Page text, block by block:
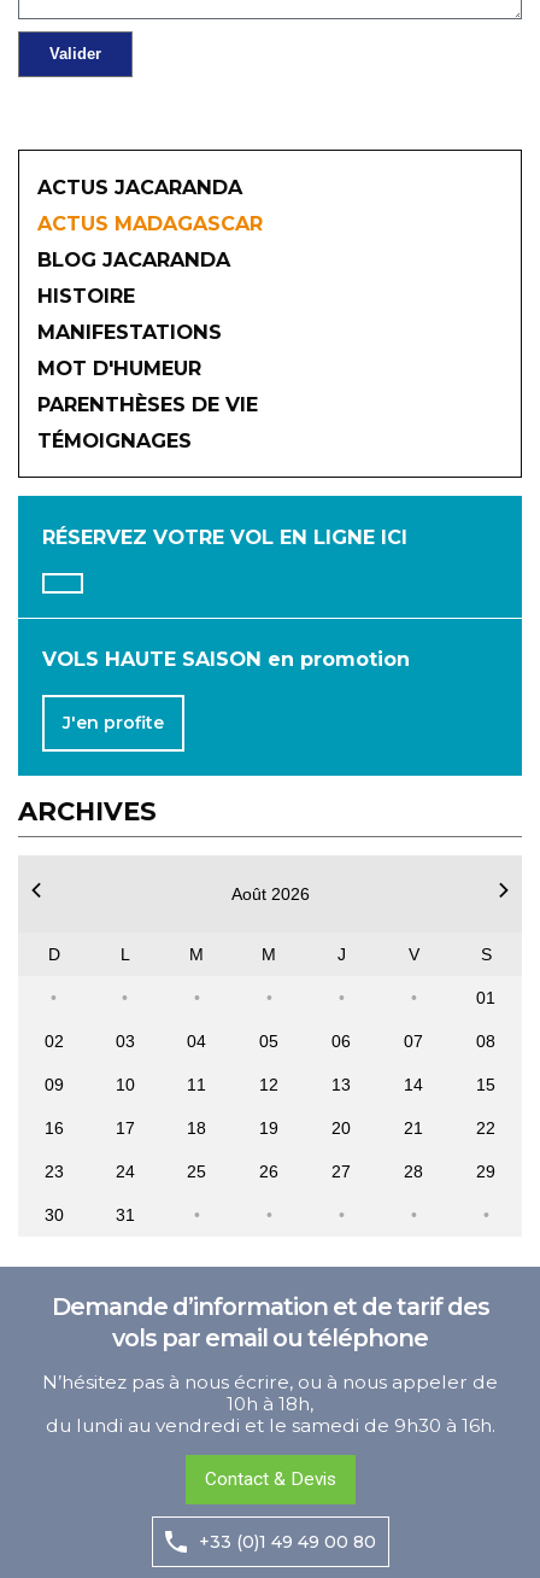
ACTUS JACARANDA
ACTUS MADAGASCAR
BLOG JACARANDA
HISTOIRE
MANIFESTATIONS
MOT D'HUMEUR
PARENTHÈSES DE VIE
TÉMOIGNAGES
RÉSERVEZ VOTRE VOL EN LIGNE ICI
VOLS HAUTE SAISON en promotion
J'en profite
ARCHIVES
JANVIER
AVRIL MAI JUIN
JUILLET AOÛT SEPTEMBRE
OCTOBRE
Août 2026
D L M M J V S
01
02 03 04 05 06 07 08
09 10 11 12 13 14 15
16 17 18 19 20 21 22
23 24 25 26 27 28 29
30 31
Demande d’information et de tarif des
vols par email ou téléphone
N’hésitez pas à nous écrire, ou à nous appeler de
10h à 18h,
du lundi au vendredi et le samedi de 9h30 à 16h.
Contact & Devis
+33 (0)1 49 49 00 80